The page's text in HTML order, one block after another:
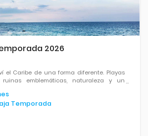
2026
el Caribe de una forma diferente. Playas
emblemáticas, naturaleza y un
Temporada